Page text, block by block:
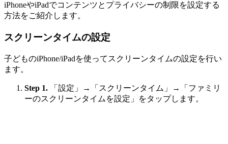
iPhoneやiPadでコンテンツとプライバシーの制限を設定する
方法をご紹介します。
スクリーンタイムの設定
子どものiPhone/iPadを使ってスクリーンタイムの設定を行い
ます。
Step 1.
「設定」→「スクリーンタイム」→「ファミリ
ーのスクリーンタイムを設定」をタップします。